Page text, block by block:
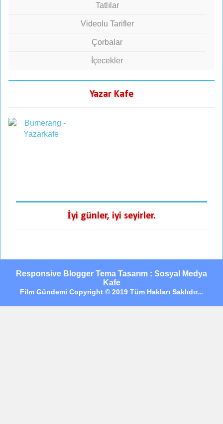
Tatlılar
Videolu Tarifler
Çorbalar
İçecekler
Yazar Kafe
İyi günler, iyi seyirler.
Responsive Blogger Tema Tasarım : Sosyal Medya
Kafe
Film Gündemi Copyright © 2019 Tüm Hakları Saklıdır...